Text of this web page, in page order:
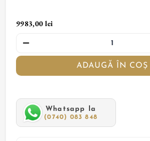
9983,00 lei
ADAUGĂ ÎN COȘ
Whatsapp la
(0740) 083 848